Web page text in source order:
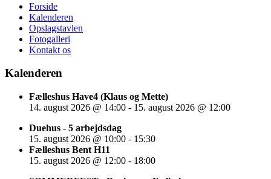
Forside
Kalenderen
Opslagstavlen
Fotogalleri
Kontakt os
Kalenderen
Fælleshus Have4 (Klaus og Mette)
14. august 2026 @ 14:00 - 15. august 2026 @ 12:00
Duehus - 5 arbejdsdag
15. august 2026 @ 10:00 - 15:30
Fælleshus Bent H11
15. august 2026 @ 12:00 - 18:00